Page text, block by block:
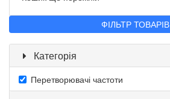
ФІЛЬТР ТОВАРІВ
Категорія
Перетворювачі частоти